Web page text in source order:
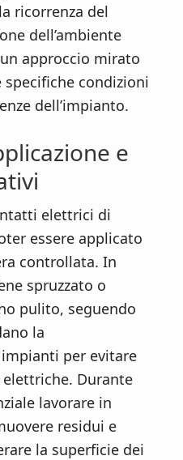
ricorrenza del
dell’ambiente
approccio mirato
condizioni
dell’impianto.
e
elettrici di
essere applicato
controllata. In
spruzzato o
pulito, seguendo
la
per evitare
Durante
lavorare in
residui e
la superficie dei